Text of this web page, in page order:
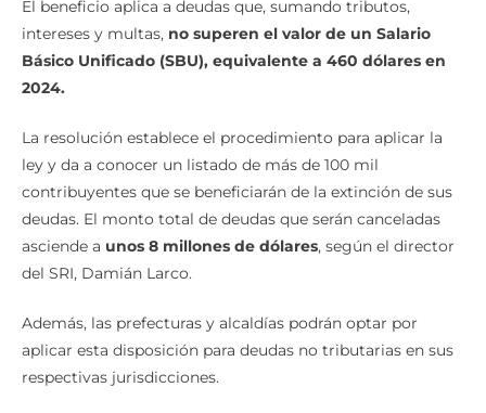
El beneficio aplica a deudas que, sumando tributos,
intereses y multas, no superen el valor de un Salario
Básico Unificado (SBU), equivalente a 460 dólares en
2024.
La resolución establece el procedimiento para aplicar la
ley y da a conocer un listado de más de 100 mil
contribuyentes que se beneficiarán de la extinción de sus
deudas. El monto total de deudas que serán canceladas
asciende a unos 8 millones de dólares, según el director
del SRI, Damián Larco.
Además, las prefecturas y alcaldías podrán optar por
aplicar esta disposición para deudas no tributarias en sus
respectivas jurisdicciones.